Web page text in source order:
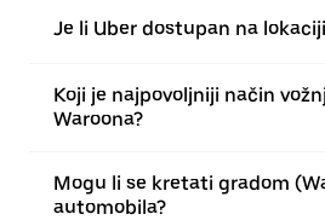
Je li Uber dostupan na
Koji je najpovoljniji način
Waroona?
Mogu li se kretati gradom
automobila?